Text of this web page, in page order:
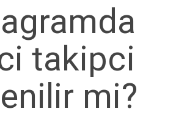
takipci
mi?